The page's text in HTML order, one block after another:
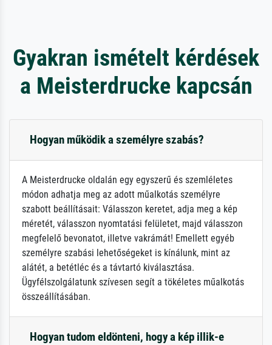
Gyakran ismételt kérdések
a Meisterdrucke kapcsán
Hogyan működik a személyre szabás?
A Meisterdrucke oldalán egy egyszerű és szemléletes
módon adhatja meg az adott műalkotás személyre
szabott beállításait: Válasszon keretet, adja meg a kép
méretét, válasszon nyomtatási felületet, majd válasszon
megfelelő bevonatot, illetve vakrámát! Emellett egyéb
személyre szabási lehetőségeket is kínálunk, mint az
alátét, a betétléc és a távtartó kiválasztása.
Ügyfélszolgálatunk szívesen segít a tökéletes műalkotás
összeállításában.
Hogyan tudom eldönteni, hogy a kép illik-e